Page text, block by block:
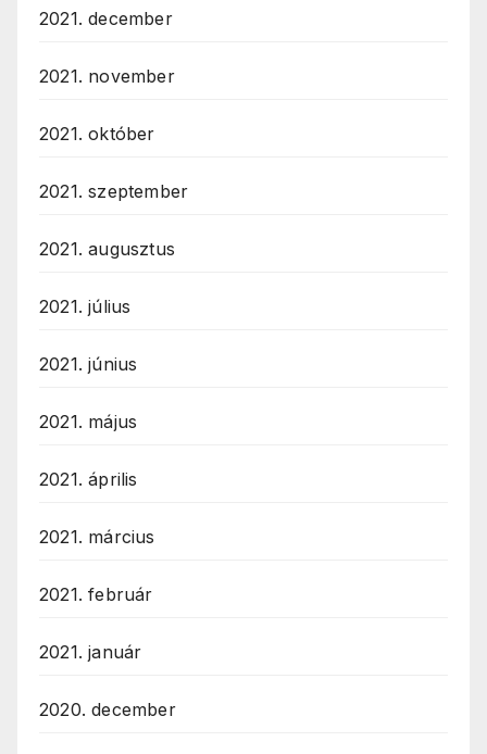
2021. december
2021. november
2021. október
2021. szeptember
2021. augusztus
2021. július
2021. június
2021. május
2021. április
2021. március
2021. február
2021. január
2020. december